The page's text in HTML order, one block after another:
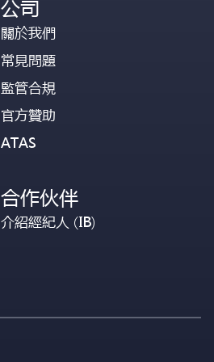
公司
關於我們
常見問題
監管合規
官方贊助
ATAS
合作伙伴
介紹經紀人 (IB)